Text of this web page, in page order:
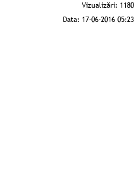
Vizualizări: 1180
Data: 17-06-2016 05:23